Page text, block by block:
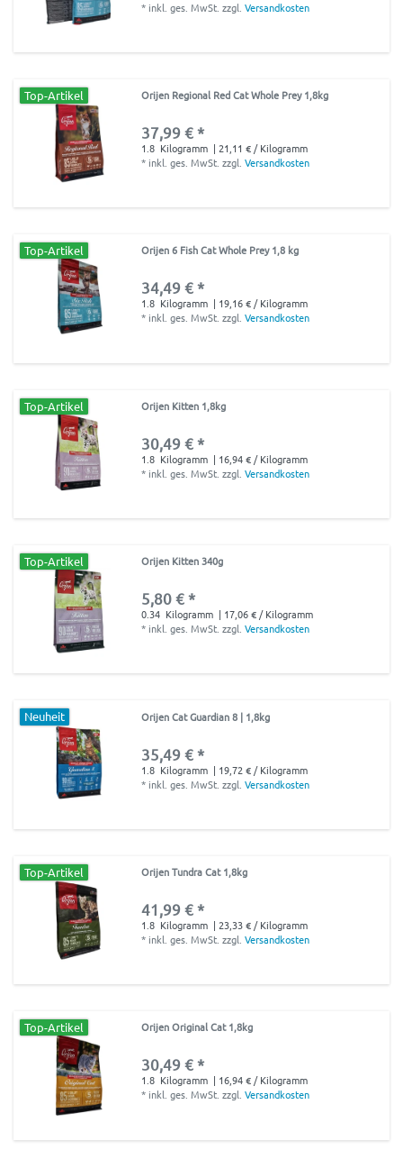
* inkl. ges. MwSt. zzgl.Versandkosten
Top-Artikel Orijen Regional Red Cat Whole Prey 1,8kg
37,99 € *
1.8 Kilogramm | 21,11 € / Kilogramm
* inkl. ges. MwSt. zzgl.Versandkosten
Top-Artikel Orijen 6 Fish Cat Whole Prey 1,8 kg
34,49 € *
1.8 Kilogramm | 19,16 € / Kilogramm
* inkl. ges. MwSt. zzgl.Versandkosten
Top-Artikel Orijen Kitten 1,8kg
30,49 € *
1.8 Kilogramm | 16,94 € / Kilogramm
* inkl. ges. MwSt. zzgl.Versandkosten
Top-Artikel Orijen Kitten 340g
5,80 € *
0.34 Kilogramm | 17,06 € / Kilogramm
* inkl. ges. MwSt. zzgl.Versandkosten
Neuheit Orijen Cat Guardian 8 | 1,8kg
35,49 € *
1.8 Kilogramm | 19,72 € / Kilogramm
* inkl. ges. MwSt. zzgl.Versandkosten
Top-Artikel Orijen Tundra Cat 1,8kg
41,99 € *
1.8 Kilogramm | 23,33 € / Kilogramm
* inkl. ges. MwSt. zzgl.Versandkosten
Top-Artikel Orijen Original Cat 1,8kg
30,49 € *
1.8 Kilogramm | 16,94 € / Kilogramm
* inkl. ges. MwSt. zzgl.Versandkosten